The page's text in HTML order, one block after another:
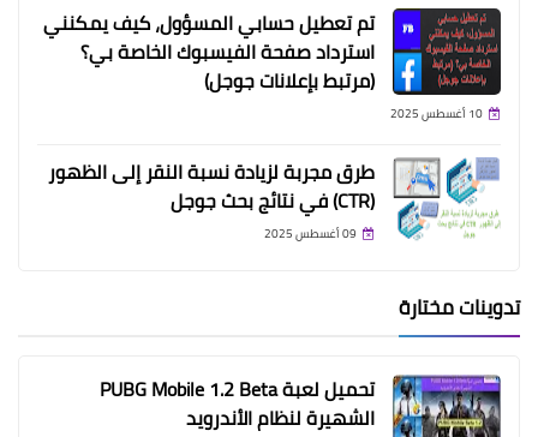
تم تعطيل حسابي المسؤول، كيف يمكنني
استرداد صفحة الفيسبوك الخاصة بي؟
(مرتبط بإعلانات جوجل)
10 أغسطس 2025
طرق مجربة لزيادة نسبة النقر إلى الظهور
(CTR) في نتائج بحث جوجل
09 أغسطس 2025
تدوينات مختارة
تحميل لعبة PUBG Mobile 1.2 Beta
الشهيرة لنظام الأندرويد